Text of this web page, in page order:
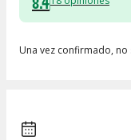
Una vez confirmado,